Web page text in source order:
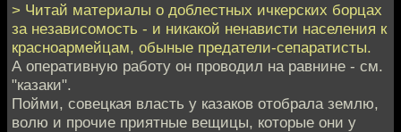
> Читай материалы о доблестных ичкерских борцах
за независомость - и никакой ненависти населения к
красноармейцам, обыные предатели-сепаратисты.
А оперативную работу он проводил на равнине - см.
"казаки".
Пойми, совецкая власть у казаков отобрала землю,
волю и прочие приятные вещицы, которые они у